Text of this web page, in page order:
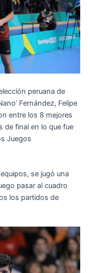
peruana de
Fernández, Felipe
entre los 8 mejores
de final en lo que fue
Juegos
se jugó una
pasar al cuadro
los partidos de